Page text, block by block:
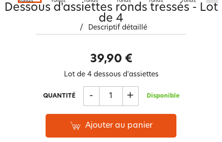
Dessous d'assiettes ronds tressés - Lot
de 4
/ Descriptif détaillé
39,90 €
Lot de 4 dessous d'assiettes
QUANTITÉ - + Disponible
Ajouter au panier